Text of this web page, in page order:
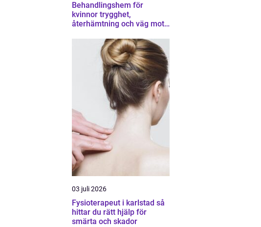
Behandlingshem för
kvinnor trygghet,
återhämtning och väg mot
03 juli 2026
Fysioterapeut i karlstad så
hittar du rätt hjälp för
smärta och skador